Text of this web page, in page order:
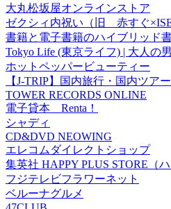
大丸松坂屋オンラインストア
ゼクシィ内祝い（旧 赤すぐ
書籍と電子書籍のハイブリッド書
Tokyo Life (東京ライフ) | 大人の
ホットペッパービューティー
【J-TRIP】国内旅行・国内ツア
TOWER RECORDS ONLINE
電子貸本 Renta！
シャディ
CD&DVD NEOWING
エレコムダイレクトショップ
集英社 HAPPY PLUS STORE（
フジテレビフラワーネット
ベルーナグルメ